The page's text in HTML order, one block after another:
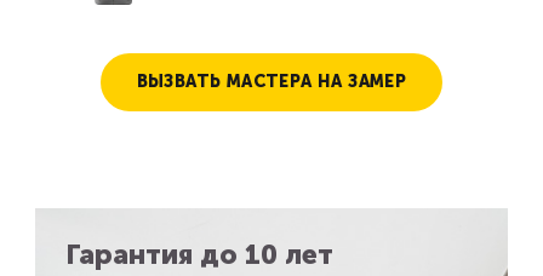
ВЫЗВАТЬ МАСТЕРА НА ЗАМЕР
Гарантия до 10 лет